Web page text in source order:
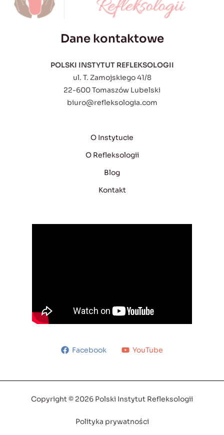
Dane kontaktowe
POLSKI INSTYTUT REFLEKSOLOGII
ul. T. Zamojskiego 41/8
22-600 Tomaszów Lubelski
biuro@refleksologia.com
O Instytucie
O Refleksologii
Blog
Kontakt
Facebook YouTube
Copyright © 2026 Polski Instytut Refleksologii
Polityka prywatności